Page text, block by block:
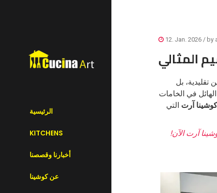
الرئيسية
KITCHENS
أخبارنا وقصصنا
عن كوشينا
12. Jan. 2026 / by
المثالي
بل
في الخامات
كوشينا آرت التي
آرت الآن!